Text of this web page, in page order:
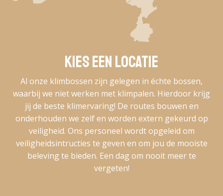
Kies een locatie
Al onze klimbossen zijn gelegen in échte bossen,
waarbij we niet werken met klimpalen. Hierdoor krijg
jij de beste klimervaring! De routes bouwen en
onderhouden we zelf en worden extern gekeurd op
veiligheid. Ons personeel wordt opgeleid om
veiligheidsintructies te geven en om jou de mooiste
beleving te bieden. Een dag om nooit meer te
vergeten!